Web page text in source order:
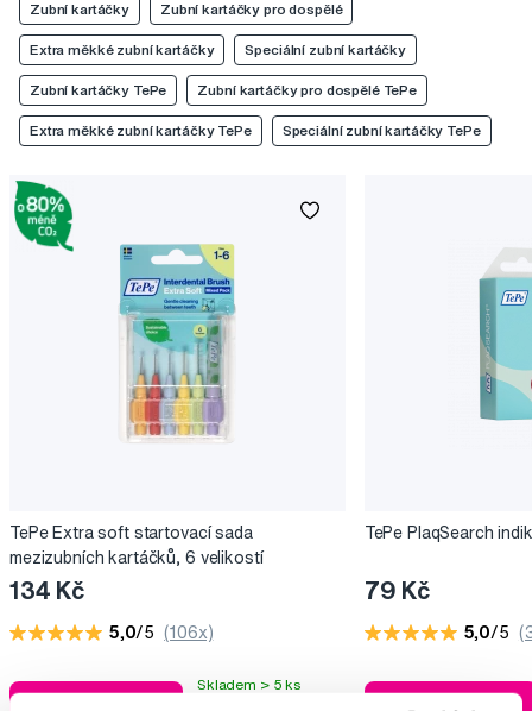
Zubní kartáčky Zubní kartáčky pro dospělé
Extra měkké zubní kartáčky Speciální zubní kartáčky
Zubní kartáčky TePe Zubní kartáčky pro dospělé TePe
Extra měkké zubní kartáčky TePe Speciální zubní kartáčky TePe
TePe Extra soft startovací sada
mezizubních kartáčků, 6 velikostí
134 Kč
5,0/5 (106x)
Skladem > 5 ks
TePe PlaqSearch
79 Kč
5,0/5